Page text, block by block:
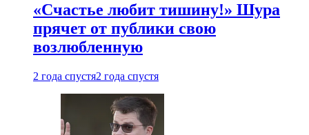
«Счастье любит тишину!» Шура
прячет от публики свою
возлюбленную
2 года спустя2 года спустя